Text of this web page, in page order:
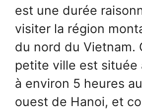
est une durée
visiter la région
du nord du Vietnam.
petite ville est située
à environ 5 heures
ouest de Hanoi, et